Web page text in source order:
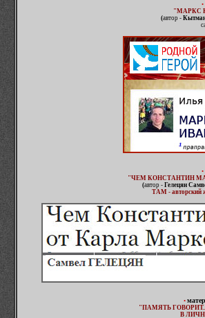
•
"МАРКС
(автор -
•
"ЧЕМ КОНСТАНТИН
(автор - Гелецян
ТАМ - авторский
•
"ПАМЯТЬ
В